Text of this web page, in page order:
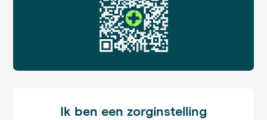
Ik ben een zorginstelling